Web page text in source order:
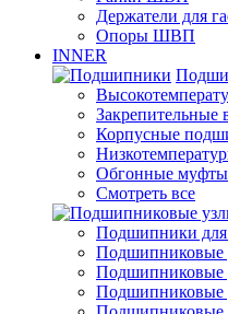
Держатели для
Опоры ШВП
INNER
Закрепительные
Корпусные
Обгонные муфты
Смотреть все
Подшипники для
Подшипниковые
Подшипниковые
Подшипниковые